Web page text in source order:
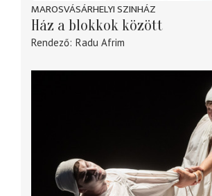
MAROSVÁSÁRHELYI SZINHÁZ
Ház a blokkok között
Rendező Radu Afrim